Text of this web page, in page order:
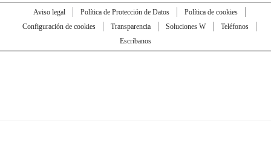
Aviso legal Política de Protección de Datos
Política de cookies
Configuración de cookies
Transparencia Soluciones W
Teléfonos
Escríbanos